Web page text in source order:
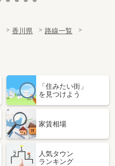
香川県
路線一覧
「住みたい街」
を見つけよう
家賃相場
人気タウン
ランキング